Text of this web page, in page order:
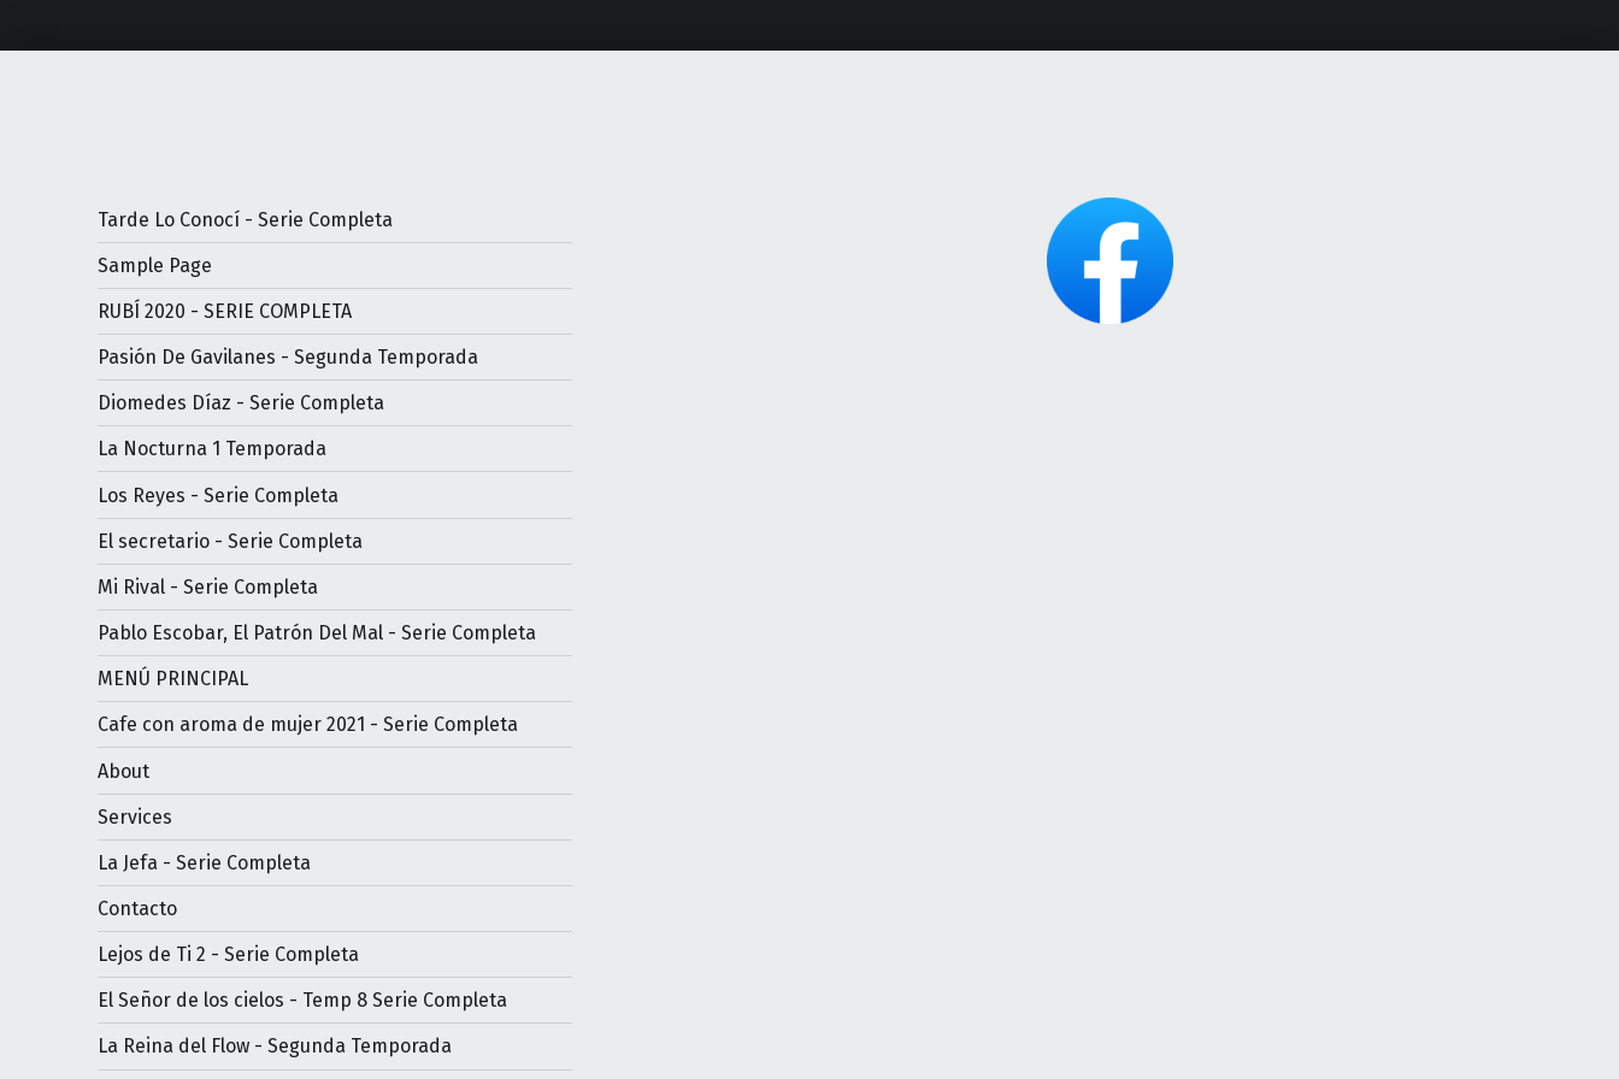
Tarde Lo Conocí - Serie Completa
Sample Page
RUBÍ 2020 - SERIE COMPLETA
Pasión De Gavilanes - Segunda Temporada
Diomedes Díaz - Serie Completa
La Nocturna 1 Temporada
Los Reyes - Serie Completa
El secretario - Serie Completa
Mi Rival - Serie Completa
Pablo Escobar, El Patrón Del Mal - Serie Completa
MENÚ PRINCIPAL
Cafe con aroma de mujer 2021 - Serie Completa
About
Services
La Jefa - Serie Completa
Contacto
Lejos de Ti 2 - Serie Completa
El Señor de los cielos - Temp 8 Serie Completa
La Reina del Flow - Segunda Temporada